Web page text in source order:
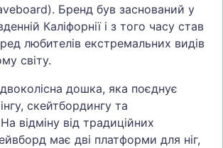
Бренд був заснований у
Каліфорнії і з того часу став
любителів екстремальних видів
світу.
дошка, яка поєднує
скейтбордингу та
відміну від традиційних
має дві платформи для ніг,